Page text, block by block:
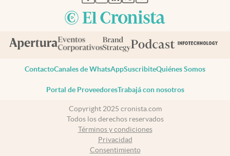
ContactoCanales de WhatsAppSuscribiteQuiénes Somos
Portal de ProveedoresTrabajá con nosotros
Copyright 2025 cronista.com
Todos los derechos reservados
Términos y condiciones
Privacidad
Consentimiento